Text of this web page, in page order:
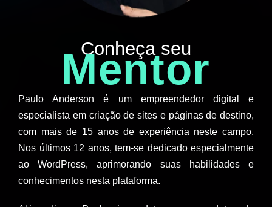
Conheça seu
Mentor
Paulo Anderson é um empreendedor digital e
especialista em criação de sites e páginas de destino,
com mais de 15 anos de experiência neste campo.
Nos últimos 12 anos, tem-se dedicado especialmente
ao WordPress, aprimorando suas habilidades e
conhecimentos nesta plataforma.